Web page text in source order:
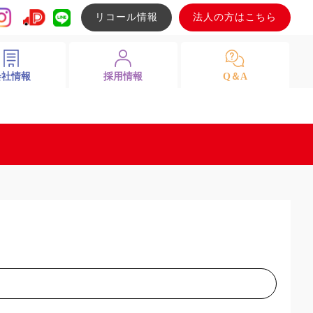
リコール情報 法人の方はこちら
情報 採用情報 Q＆A